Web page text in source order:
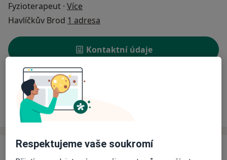
Fyzioterapeut · Více
Havlíčkův Brod 1 adresa
Kontaktní údaje
Rezervovat termín
Ceník Adresy
Ceník
Respektujeme vaše soukromí